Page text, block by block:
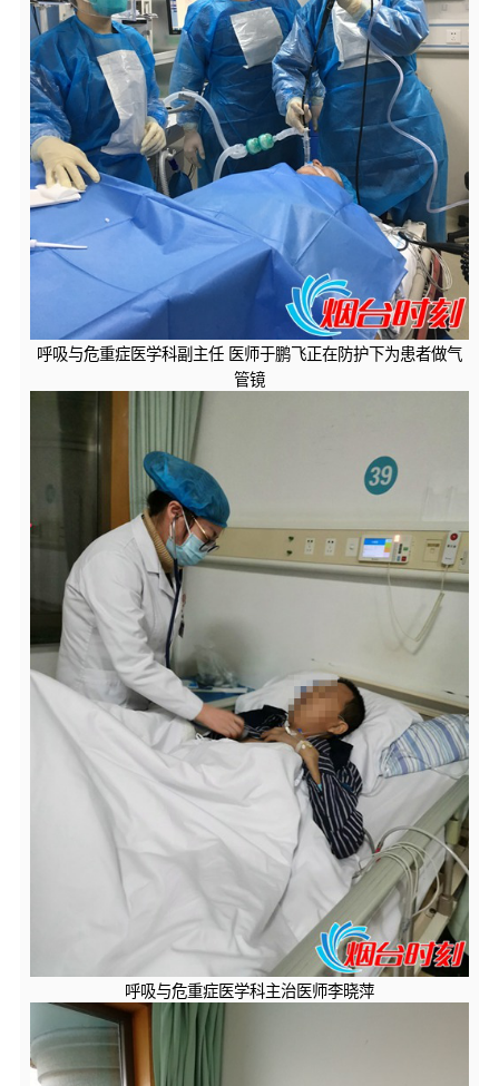
呼吸与危重症医学科副主任 医师于鹏飞正在防护下为患者做气
管镜
呼吸与危重症医学科主治医师李晓萍